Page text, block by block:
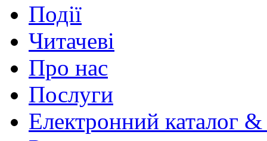
Події
Читачеві
Про нас
Послуги
Електронний каталог